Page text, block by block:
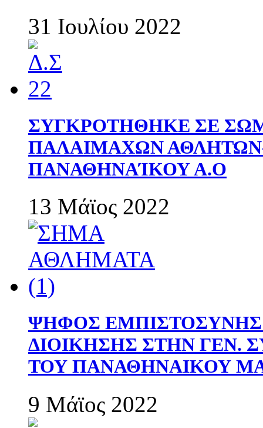
31 Ιουλίου 2022
ΣΥΓΚΡΟΤΗΘΗΚΕ ΣΕ
ΠΑΛΑΙΜΑΧΩΝ
ΠΑΝΑΘΗΝΑΊΚΟΥ Α.Ο
13 Μάϊος 2022
ΨΗΦΟΣ
ΔΙΟΙΚΗΣΗΣ ΣΤΗΝ ΓΕΝ.
ΤΟΥ ΠΑΝΑΘΗΝΑΙΚΟΥ
9 Μάϊος 2022